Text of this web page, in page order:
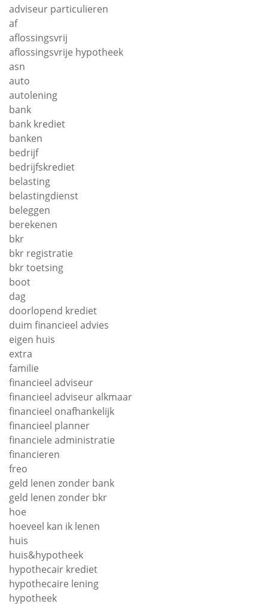
adviseur particulieren
af
aflossingsvrij
aflossingsvrije hypotheek
asn
auto
autolening
bank
bank krediet
banken
bedrijf
bedrijfskrediet
belasting
belastingdienst
beleggen
berekenen
bkr
bkr registratie
bkr toetsing
boot
dag
doorlopend krediet
duim financieel advies
eigen huis
extra
familie
financieel adviseur
financieel adviseur alkmaar
financieel onafhankelijk
financieel planner
financiele administratie
financieren
freo
geld lenen zonder bank
geld lenen zonder bkr
hoe
hoeveel kan ik lenen
huis
huis&hypotheek
hypothecair krediet
hypothecaire lening
hypotheek